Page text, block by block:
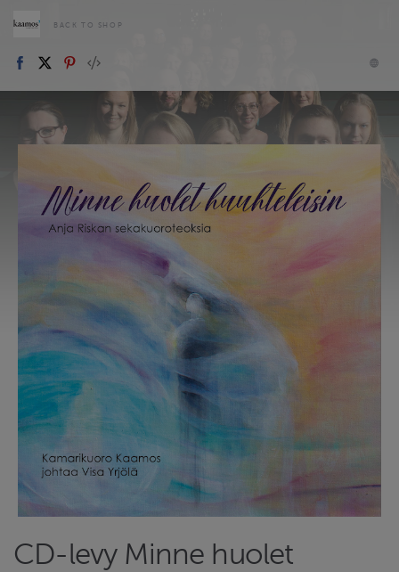
BACK TO SHOP
CD-levy Minne huolet